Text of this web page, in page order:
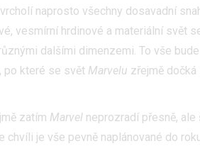
naprosto všechny dosavadní
vesmírní hrdinové a materiální svět
dalšími dimenzemi. To vše
po které se svět Marvelu zřejmě dočká
zatím Marvel neprozradí přesně,
je vše pevně naplánované do